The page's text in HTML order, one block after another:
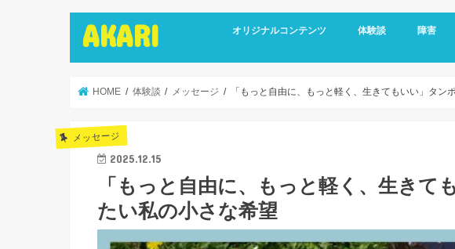
AKARI オリジナルコンテンツ
インタビュー
ライターズインタビュー
リカバリーストーリーズ
広報誌
体験談
メッセージ
障害
視覚障害
聴覚障害
発達障害
知的障害
障害年金
障害者雇
HOME 体験談 メッセージ 「もっと自由に、もっと軽く、生きてもいい」タン
メッセージ
2025.12.15
「もっと自由に、もっと軽く、生きて
たい私の小さな希望